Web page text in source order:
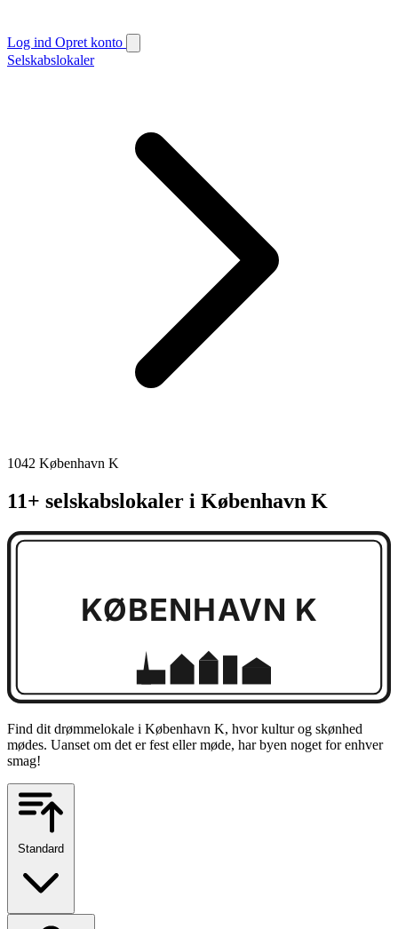
Log ind Opret konto
Selskabslokaler
1042 København K
11+ selskabslokaler i København K
KØBENHAVN K
Find dit drømmelokale i København K, hvor kultur og skønhed
mødes. Uanset om det er fest eller møde, har byen noget for enhver
smag!
Standard